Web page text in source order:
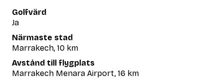
Golfvärd
Ja
Närmaste stad
Marrakech, 10 km
Avstånd till flygplats
Marrakech Menara Airport, 16 km